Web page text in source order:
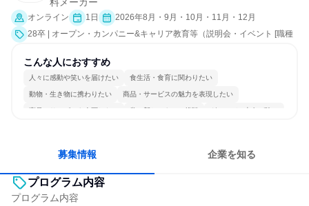
オンライン 1日
2026年8月・9月・10月・11月・12月
28卒 | オープン・カンパニー&キャリア教育等（説明会・イベント [職種
こんな人におすすめ
人々に感動や笑いを届けたい 食生活・食育に関わりたい
動物・生き物に携わりたい 商品・サービスの魅力を表現したい
商品・サービスを企画したい 常に新しいものに挑戦 グローバル志向が強い
募集情報 企業を知る
プログラム内容
プログラム内容